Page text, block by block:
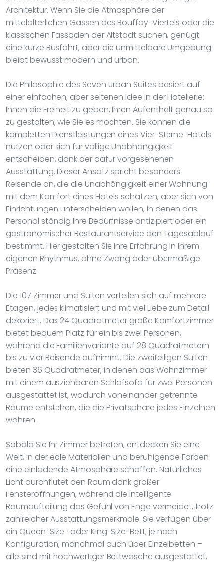
Architektur. Wenn Sie die Atmosphäre der
mittelalterlichen Gassen des Bouffay-Viertels oder die
klassischen Fassaden der Altstadt suchen, genügt
eine kurze Busfahrt, aber die unmittelbare Umgebung
bleibt bewusst modern und urban.
Die Philosophie des Seven Urban Suites basiert auf
einer einfachen, aber seltenen Idee in der Hotellerie:
Ihnen die Freiheit zu geben, Ihren Aufenthalt genau so
zu gestalten, wie Sie es möchten. Sie können die
kompletten Dienstleistungen eines Vier-Sterne-Hotels
nutzen oder sich für völlige Unabhängigkeit
entscheiden, dank der dafür vorgesehenen
Ausstattung. Dieser Ansatz spricht besonders
Reisende an, die die Unabhängigkeit einer Wohnung
mit dem Komfort eines Hotels schätzen, aber sich von
Einrichtungen unterscheiden wollen, in denen das
Personal ständig Ihre Bedürfnisse antizipiert oder ein
gastronomischer Restaurantservice den Tagesablauf
bestimmt. Hier gestalten Sie Ihre Erfahrung in Ihrem
eigenen Rhythmus, ohne Zwang oder übermäßige
Präsenz.
Die 107 Zimmer und Suiten verteilen sich auf mehrere
Etagen, jedes klimatisiert und mit viel Liebe zum Detail
dekoriert. Das 24 Quadratmeter große Komfortzimmer
bietet bequem Platz für ein bis zwei Personen,
während die Familienvariante auf 28 Quadratmetern
bis zu vier Reisende aufnimmt. Die zweiteiligen Suiten
bieten 36 Quadratmeter, in denen das Wohnzimmer
mit einem ausziehbaren Schlafsofa für zwei Personen
ausgestattet ist, wodurch voneinander getrennte
Räume entstehen, die die Privatsphäre jedes Einzelnen
wahren.
Sobald Sie Ihr Zimmer betreten, entdecken Sie eine
Welt, in der edle Materialien und beruhigende Farben
eine einladende Atmosphäre schaffen. Natürliches
Licht durchflutet den Raum dank großer
Fensteröffnungen, während die intelligente
Raumaufteilung das Gefühl von Enge vermeidet, trotz
zahlreicher Ausstattungsmerkmale. Sie verfügen über
ein Queen-Size- oder King-Size-Bett, je nach
Konfiguration, manchmal auch über Einzelbetten –
alle sind mit hochwertiger Bettwäsche ausgestattet,